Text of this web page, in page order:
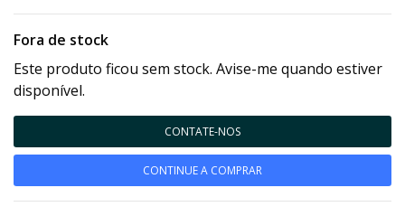
Fora de stock
Este produto ficou sem stock. Avise-me quando estiver
disponível.
CONTATE-NOS
CONTINUE A COMPRAR